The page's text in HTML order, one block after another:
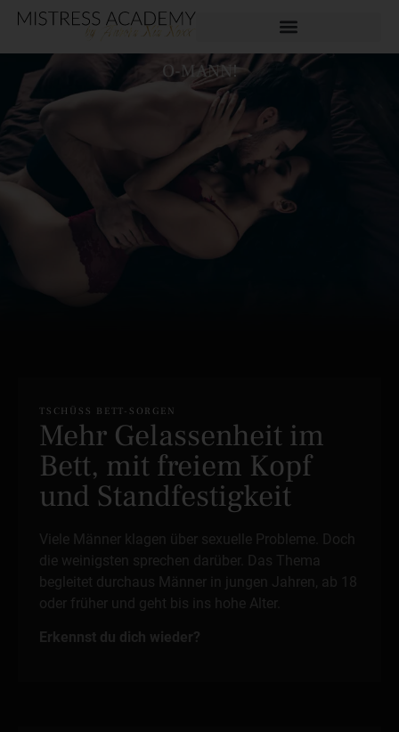
O-MANN!
TSCHÜSS BETT-SORGEN
Mehr Gelassenheit im
Bett, mit freiem Kopf
und Standfestigkeit
Viele Männer klagen über sexuelle Probleme. Doch
die weinigsten sprechen darüber. Das Thema
begleitet durchaus Männer in jungen Jahren, ab 18
oder früher und geht bis ins hohe Alter.
Erkennst du dich wieder?